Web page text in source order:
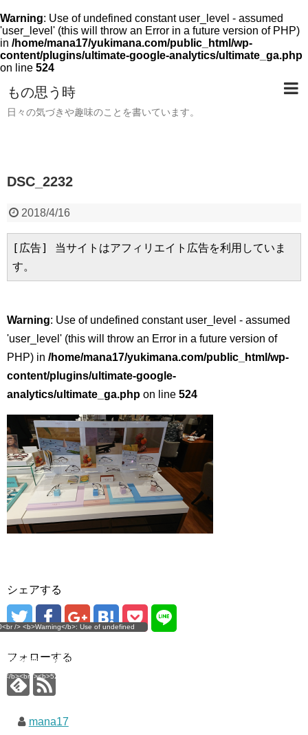
Warning: Use of undefined constant user_level - assumed
'user_level' (this will throw an Error in a future version of PHP)
in /home/mana17/yukimana.com/public_html/wp-
content/plugins/ultimate-google-analytics/ultimate_ga.php
on line 524
もの思う時
日々の気づきや趣味のことを書いています。
DSC_2232
2018/4/16
[広告] 当サイトはアフィリエイト広告を利用していま
す。
Warning: Use of undefined constant user_level - assumed
'user_level' (this will throw an Error in a future version of
PHP) in /home/mana17/yukimana.com/public_html/wp-
content/plugins/ultimate-google-
analytics/ultimate_ga.php on line 524
シェアする
error
b>: Use of undefined
public_html/wp-
ultimate-google-
b><br />
/> <b>Warning</b>: Use of undefined
mana17/yukimana.com/public_html/wp-
content/plugins/ultimate-google-
<b>524</b><br />
フォローする
mana17